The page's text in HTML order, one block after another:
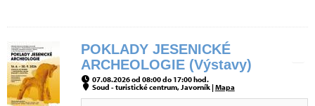
POKLADY JESENICKÉ
ARCHEOLOGIE (Výstavy)
07.08.2026 od 08:00 do 17:00 hod.
Soud - turistické centrum, Javorník |Mapa